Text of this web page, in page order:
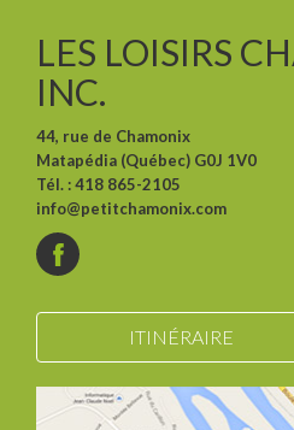
LES LOISIRS
INC.
44, rue de Chamonix
Matapédia (Québec) G0J 1V0
Tél. : 418 865-2105
info@petitchamonix.com
ITINÉRAIRE